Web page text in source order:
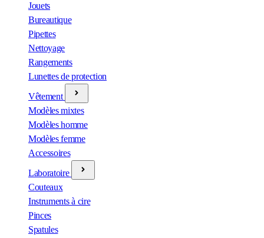
Jouets
Bureautique
Pipettes
Nettoyage
Rangements
Lunettes de protection
Vêtement
Modèles mixtes
Modèles homme
Modèles femme
Accessoires
Laboratoire
Couteaux
Instruments à cire
Pinces
Spatules